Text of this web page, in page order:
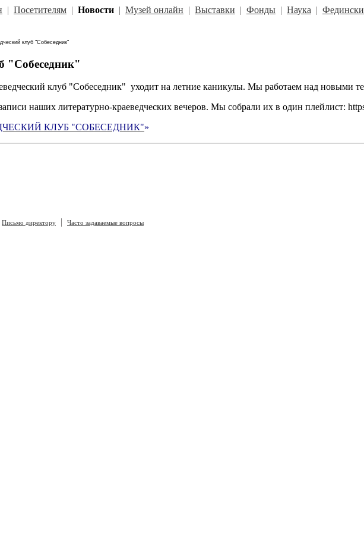
| Посетителям | Новости | Музей онлайн | Выставки | Фонды | Наука |
клуб "Собеседник"
"Собеседник"
клуб "Собеседник" уходит на летние каникулы. Мы работаем над новыми
наших литературно-краеведческих вечеров. Мы собрали их в один плейлист:
КЛУБ "СОБЕСЕДНИК"»
Письмо директору | Часто задаваемые вопросы